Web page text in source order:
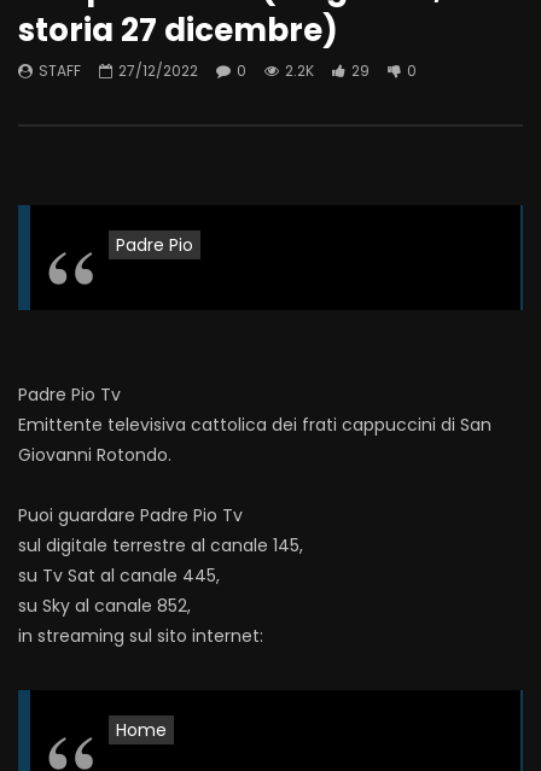
storia 27 dicembre)
STAFF 27/12/2022 0 2.2K 29 0
Padre Pio
Padre Pio Tv
Emittente televisiva cattolica dei frati cappuccini di San
Giovanni Rotondo.
Puoi guardare Padre Pio Tv
sul digitale terrestre al canale 145,
su Tv Sat al canale 445,
su Sky al canale 852,
in streaming sul sito internet:
Home